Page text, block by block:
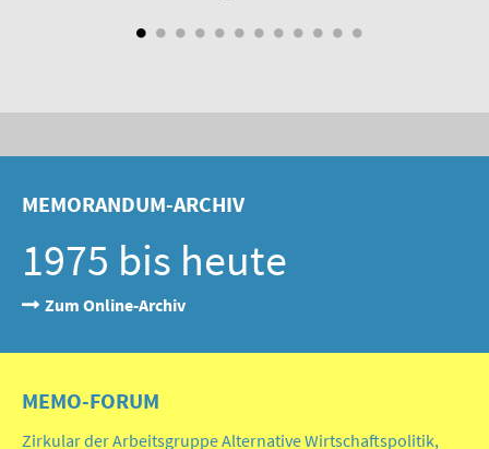
MEMORANDUM-ARCHIV
1975 bis heute
Zum Online-Archiv
MEMO-FORUM
Zirkular der Arbeitsgruppe Alternative Wirtschaftspolitik,